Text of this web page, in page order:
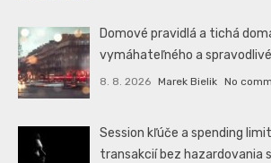
Domové pravidlá a tichá
vymáhateľného a
8. 8. 2026 Marek Bielik No
Session kľúče a spending
transakcií bez hazardovania